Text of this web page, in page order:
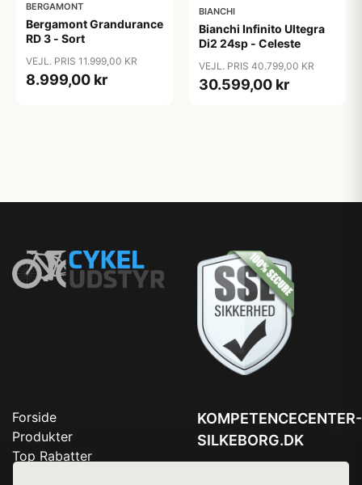
BERGAMONT
Bergamont Grandurance
RD 3 - Sort
VEJL. PRIS 11.999,00 KR
8.999,00 kr
BIANCHI
Bianchi Infinito Ultegra
Di2 24sp - Celeste
VEJL. PRIS 40.799,00 KR
30.599,00 kr
Forside
Produkter
Top Rabatter
KOMPETENCECENTER-
SILKEBORG.DK